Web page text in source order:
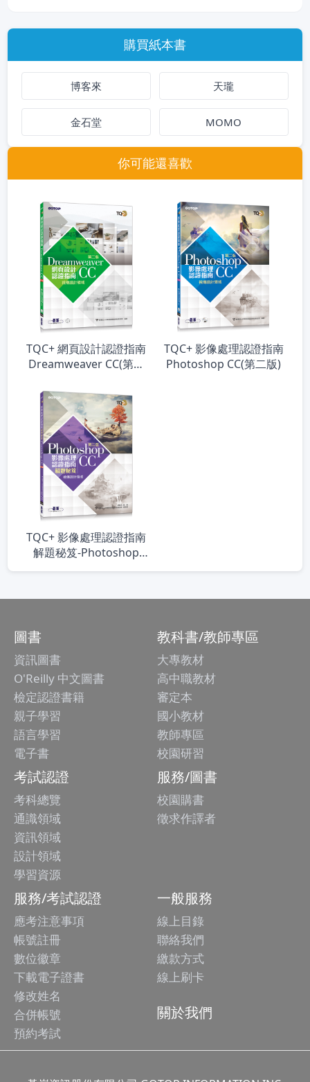
購買紙本書
博客來 天瓏
金石堂 MOMO
你可能還喜歡
TQC+ 網頁設計認證指南
Dreamweaver CC(第二
TQC+ 影像處理認證指南
Photoshop CC(第二版)
TQC+ 影像處理認證指南
解題秘笈-Photoshop
CC(第二版)
圖書
資訊圖書
O'Reilly 中文圖書
檢定認證書籍
親子學習
語言學習
電子書
教科書/教師專區
大專教材
高中職教材
審定本
國小教材
教師專區
校園研習
考試認證
考科總覽
通識領域
資訊領域
設計領域
學習資源
服務/圖書
校園購書
徵求作譯者
服務/考試認證
應考注意事項
帳號註冊
數位徽章
下載電子證書
修改姓名
合併帳號
預約考試
一般服務
線上目錄
聯絡我們
繳款方式
線上刷卡
關於我們